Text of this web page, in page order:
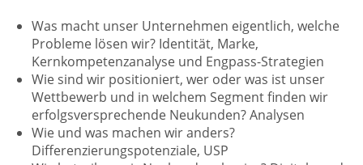
Was macht unser Unternehmen eigentlich, welche
Probleme lösen wir? Identität, Marke,
Kernkompetenzanalyse und Engpass-Strategien
Wie sind wir positioniert, wer oder was ist unser
Wettbewerb und in welchem Segment finden wir
erfolgsversprechende Neukunden? Analysen
Wie und was machen wir anders?
Differenzierungspotenziale, USP